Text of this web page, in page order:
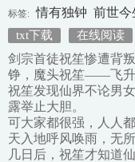
标签: 情有独钟 前世今
txt下载 在线阅读
剑宗首徒祝笙惨遭背
铮，魔头祝笙——飞升
祝笙发现仙界不论男
露举止大胆。
可大家都很强，人人
天入地呼风唤雨，无所
几日后，祝笙才知道